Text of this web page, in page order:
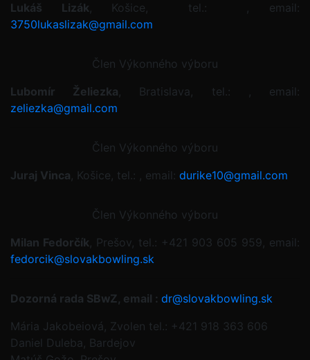
Lukáš Lizák, Košice, tel.: , email:
3750lukaslizak@gmail.com
Člen Výkonného výboru
Lubomír Želiezka, Bratislava, tel.: , email:
zeliezka@gmail.com
Člen Výkonného výboru
Juraj Vinca, Košice, tel.: , email: durike10@gmail.com
Člen Výkonného výboru
Milan Fedorčík, Prešov, tel.: +421 903 605 959, email:
fedorcik@slovakbowling.sk
Dozorná rada SBwZ, email : dr@slovakbowling.sk
Mária Jakobeiová, Zvolen tel.: +421 918 363 606
Daniel Duleba, Bardejov